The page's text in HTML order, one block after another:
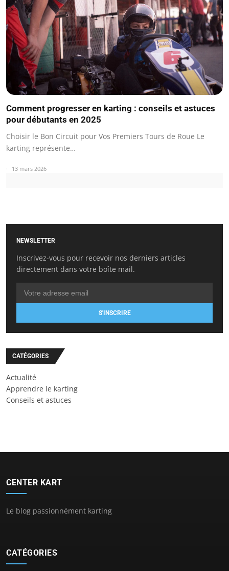
Comment progresser en karting : conseils et astuces
pour débutants en 2025
Choisir le Bon Circuit pour Vos Premiers Tours de Roue Le
karting représente…
13 mars 2026
NEWSLETTER
Inscrivez-vous pour recevoir nos derniers articles
directement dans votre boîte mail.
S'INSCRIRE
CATÉGORIES
Actualité
Apprendre le karting
Conseils et astuces
CENTER KART
Le blog passionnément karting
CATÉGORIES